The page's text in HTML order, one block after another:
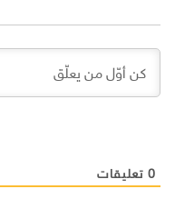
0 تعليقات